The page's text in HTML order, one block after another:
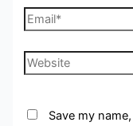
Email*
Website
Save my